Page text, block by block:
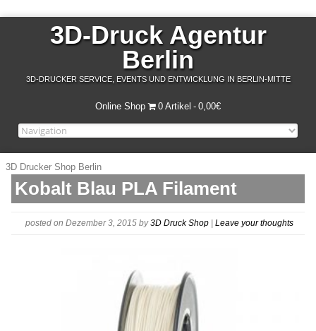
3D-Druck Agentur
Berlin
3D-DRUCKER SERVICE, EVENTS UND ENTWICKLUNG IN BERLIN-MITTE
Online Shop 0 Artikel 0,00€
3D Drucker Shop Berlin
Kobalt Blau PLA Filament
posted on Dezember 3, 2015 by3D Druck Shop Leave your thoughts